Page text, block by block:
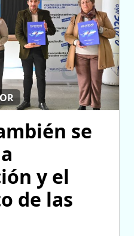
se
y el
de las